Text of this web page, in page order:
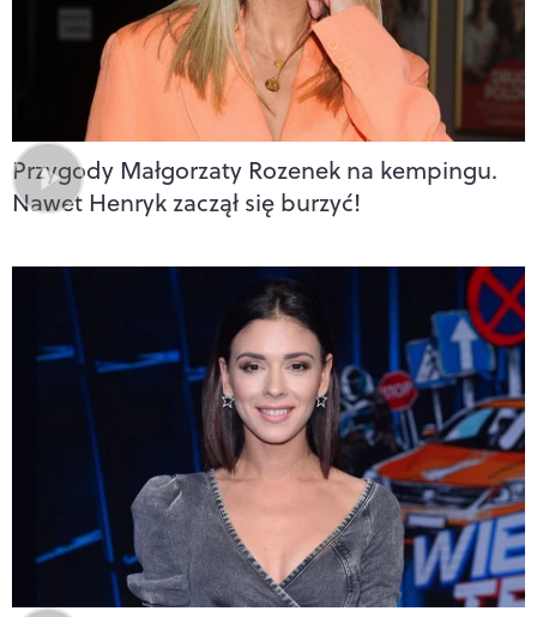
Przygody Małgorzaty Rozenek na kempingu.
Nawet Henryk zaczął się burzyć!